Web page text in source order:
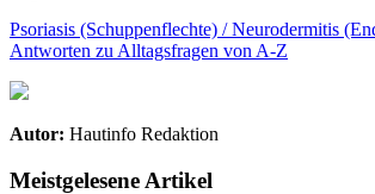
Psoriasis (Schuppenflechte) / Neurodermitis
Antworten zu Alltagsfragen von A-Z
Autor: Hautinfo Redaktion
Meistgelesene Artikel